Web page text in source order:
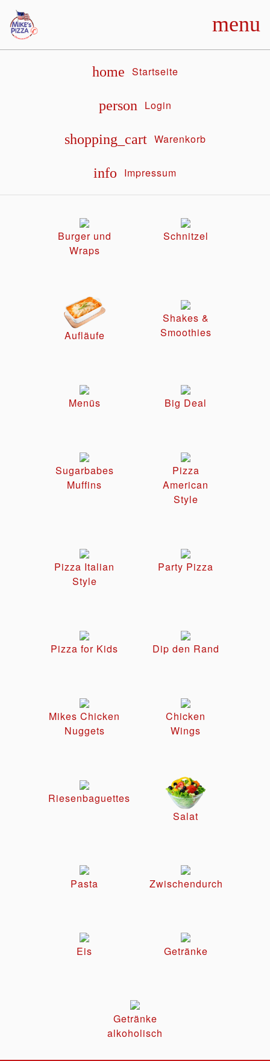
menu
home Startseite
person Login
shopping_cart Warenkorb
info Impressum
Burger und
Wraps
Schnitzel
Aufläufe
Shakes &
Smoothies
Menüs Big Deal
Sugarbabes
Muffins
Pizza
American
Style
Pizza Italian
Style
Party Pizza
Pizza for Kids Dip den Rand
Mikes Chicken
Nuggets
Chicken
Wings
Riesenbaguettes
Salat
Pasta Zwischendurch
Eis Getränke
Getränke
alkoholisch